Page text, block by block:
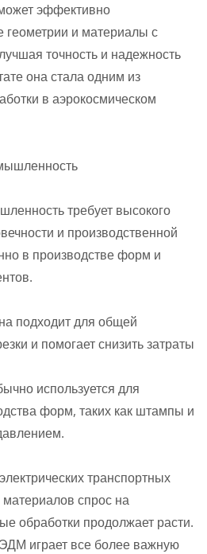
эффективно
и материалы с
точность и надежность
она стала одним из
в аэрокосмическом
требует высокого
и производственной
в производстве форм и
подходит для общей
и помогает снизить затраты
используется для
форм, таких как штампы и
транспортных
спрос на
обработки продолжает расти.
играет все более важную